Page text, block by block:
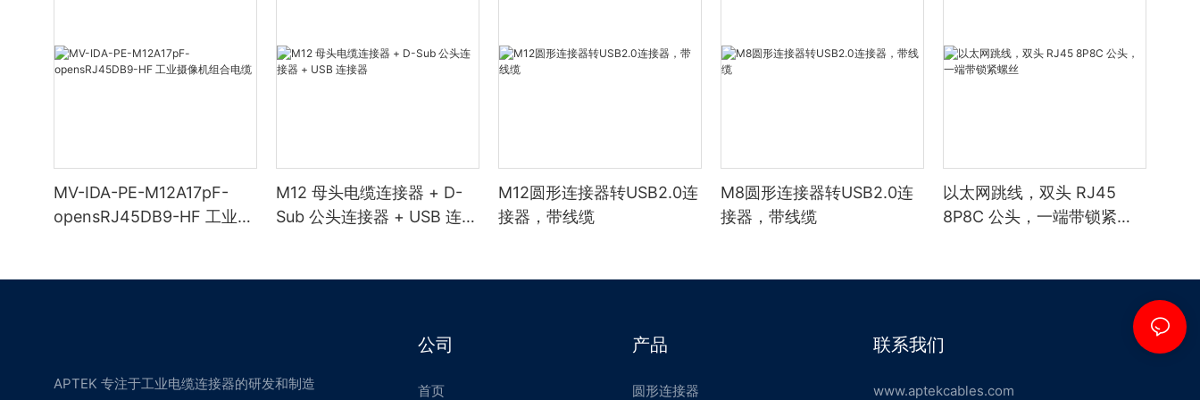
MV-IDA-PE-M12A17pF-
opensRJ45DB9-HF 工业摄
M12 母头电缆连接器 + D-
Sub 公头连接器 + USB 连接
M12圆形连接器转USB2.0连
接器，带线缆
M8圆形连接器转USB2.0连
接器，带线缆
以太网跳线，双头 RJ45
8P8C 公头，一端带锁紧螺
APTEK 专注于工业电缆连接器的研发和制造
公司
首页
产品
圆形连接器
联系我们
www.aptekcables.com